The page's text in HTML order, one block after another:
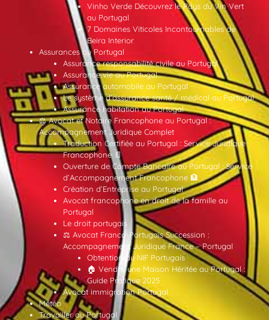
Vinho Verde Découvrez le Pays du Vin Vert
au Portugal
7 Domaines Viticoles Incontournables de
Beira Interior
Assurances au Portugal
Assurance responsabilité civile au Portugal
Assurance vie au Portugal
Assurance automobile au Portugal
Le système d’assurance santé / médical au Portugal
Assurance habitation au Portugal
⚖️ Avocat et Notaire Francophone au Portugal :
Accompagnement Juridique Complet
Traduction Certifiée au Portugal : Service Juridique
Francophone 📄
Ouverture de Compte Bancaire au Portugal : Service
d’Accompagnement Francophone 🏦
Création d’Entreprise au Portugal
Avocat francophone en droit de la famille au
Portugal
Le droit portugais
⚖️ Avocat Franco-Portugais Succession :
Accompagnement Juridique France – Portugal
Obtention du NIF Portugais
🏠 Vendre une Maison Héritée au Portugal :
Guide Pratique 2025
Avocat immigration Portugal
Météo
Travailler au Portugal